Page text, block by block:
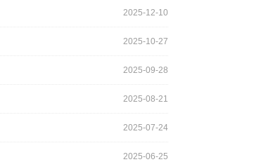
2025-12-10
2025-10-27
2025-09-28
2025-08-21
2025-07-24
2025-06-25